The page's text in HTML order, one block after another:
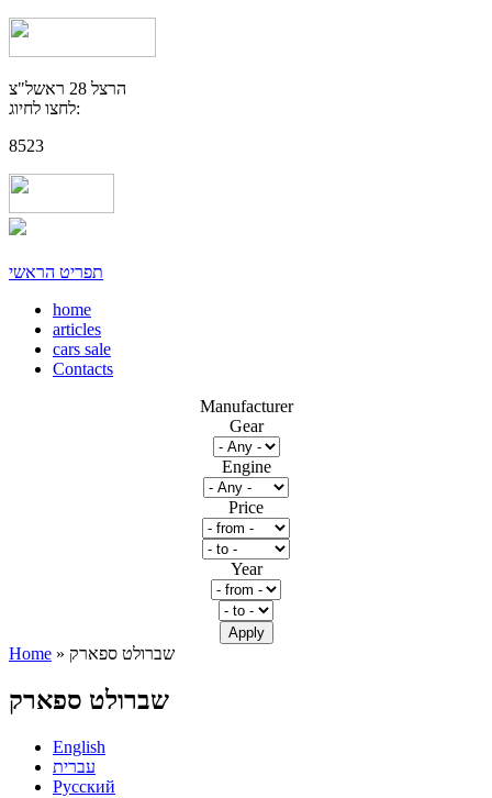
הרצל 28 ראשל"צ
לחצו לחיוג:
8523
תפריט הראשי
home
articles
cars sale
Contacts
Manufacturer
Gear
Engine
Price
Year
You are here
Home » שברולט ספארק
שברולט ספארק
English
עברית
Русский